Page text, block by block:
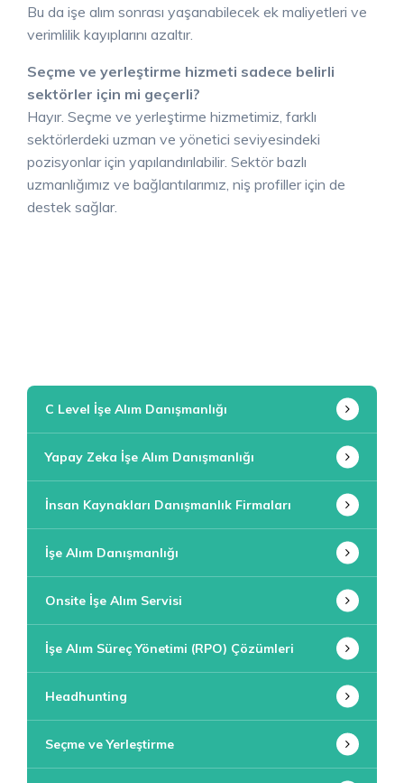
Bu da işe alım sonrası yaşanabilecek ek maliyetleri ve
verimlilik kayıplarını azaltır.
Seçme ve yerleştirme hizmeti sadece belirli
sektörler için mi geçerli?
Hayır. Seçme ve yerleştirme hizmetimiz, farklı
sektörlerdeki uzman ve yönetici seviyesindeki
pozisyonlar için yapılandırılabilir. Sektör bazlı
uzmanlığımız ve bağlantılarımız, niş profiller için de
destek sağlar.
C Level İşe Alım Danışmanlığı
Yapay Zeka İşe Alım Danışmanlığı
İnsan Kaynakları Danışmanlık Firmaları
İşe Alım Danışmanlığı
Onsite İşe Alım Servisi
İşe Alım Süreç Yönetimi (RPO) Çözümleri
Headhunting
Seçme ve Yerleştirme